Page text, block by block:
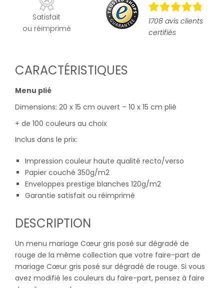
Satisfait
ou réimprimé
1708 avis clients
certifiés
CARACTÉRISTIQUES
Menu plié
Dimensions: 20 x 15 cm ouvert – 10 x 15 cm plié
+ de 100 couleurs au choix
Inclus dans le prix:
Impression couleur haute qualité recto/verso
Papier couché 350g/m2
Enveloppes prestige blanches 120g/m2
Garantie satisfait ou réimprimé
DESCRIPTION
Un menu mariage Cœur gris posé sur dégradé de
rouge de la même collection que votre faire-part de
mariage Cœur gris posé sur dégradé de rouge. Si vous
avez modifié les couleurs du faire-part, pensez à faire